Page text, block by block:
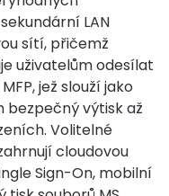
LAN
sítí, přičemž
uživatelům odesílat
jež slouží jako
bezpečný výtisk až
Volitelné
cloudovou
Sign-On, mobilní